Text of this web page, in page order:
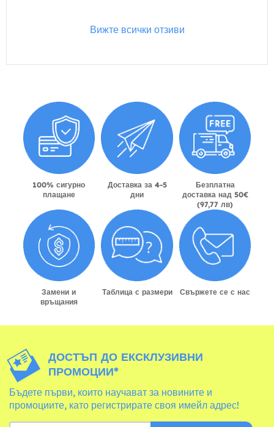
Вижте всички отзиви
100% сигурно
плащане
Доставка за 4-5
дни
Безплатна
доставка над 50€
(97,77 лв)
Замени и
връщания
Таблица с размери Свържете се с нас
ДОСТЪП ДО ЕКСКЛУЗИВНИ
ПРОМОЦИИ*
Бъдете първи, които научават за новините и
промоциите, като регистрирате своя имейл адрес!